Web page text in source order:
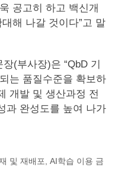
공고히 하고 백신개
해 나갈 것이다”고 말
(부사장)은 “QbD 기
는 품질수준을 확보하
개발 및 생산과정 전
과 완성도를 높여 나가
및 재배포, AI학습 이용 금